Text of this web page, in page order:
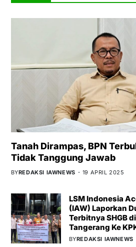
Tanah Dirampas, BPN
Tidak Tanggung Jawab
BYREDAKSI IAWNEWS 19 APRIL 2025
LSM Indonesia
(IAW) Laporkan
Terbitnya SHGB
Tangerang Ke
BYREDAKSI IAWNEWS